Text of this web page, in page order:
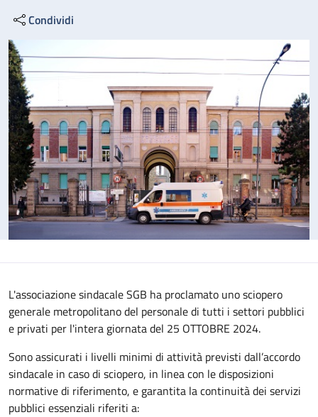
Condividi
L'associazione sindacale SGB ha proclamato uno sciopero
generale metropolitano del personale di tutti i settori pubblici
e privati per l'intera giornata del 25 OTTOBRE 2024.
Sono assicurati i livelli minimi di attività previsti dall’accordo
sindacale in caso di sciopero, in linea con le disposizioni
normative di riferimento, e garantita la continuità dei servizi
pubblici essenziali riferiti a: